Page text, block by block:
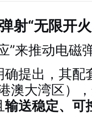
射“无限开
”来推动电磁
提出，其配
澳大湾区）
输送稳定、可